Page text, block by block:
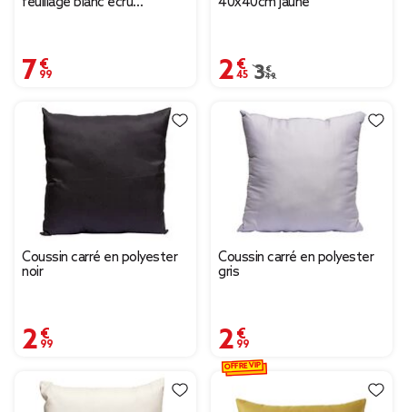
7,99 € 2,45 €
Prix remisé de 3,49 €
3,49 €
Coussin carré en polyester
noir
2,99 €
Coussin carré en polyester
gris
2,99 €
OFFRE VIP